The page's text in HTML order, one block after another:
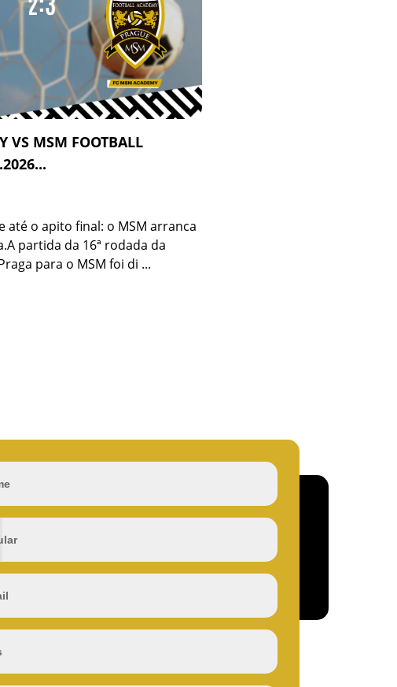
VS MSM FOOTBALL
até o apito final: o MSM arranca
partida da 16ª rodada da
para o MSM foi di ...